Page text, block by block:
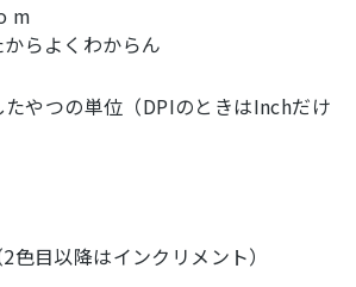
m
らよくわからん
やつの単位（DPIのときはInchだけ
色目以降はインクリメント）